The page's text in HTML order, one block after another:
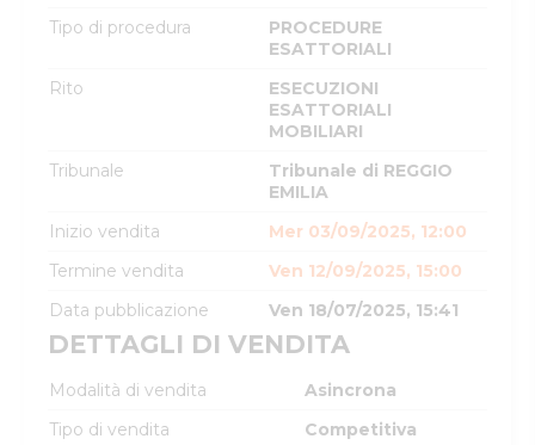
Tipo di procedura
PROCEDURE
ESATTORIALI
Rito
ESECUZIONI
ESATTORIALI
MOBILIARI
Tribunale
Tribunale di REGGIO
EMILIA
Inizio vendita
Mer 03/09/2025, 12:00
Termine vendita
Ven 12/09/2025, 15:00
Data pubblicazione
Ven 18/07/2025, 15:41
DETTAGLI DI VENDITA
Modalità di vendita
Asincrona
Tipo di vendita
Competitiva